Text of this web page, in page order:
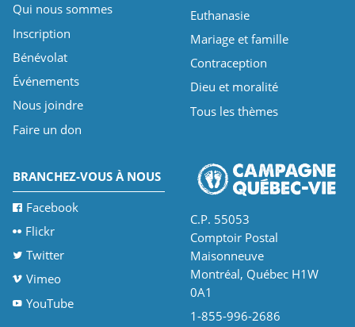
Qui nous sommes
Inscription
Bénévolat
Événements
Nous joindre
Faire un don
Euthanasie
Mariage et famille
Contraception
Dieu et moralité
Tous les thèmes
BRANCHEZ-VOUS À NOUS
Facebook
Flickr
Twitter
Vimeo
YouTube
C.P. 55053
Comptoir Postal
Maisonneuve
Montréal, Québec H1W
0A1
1-855-996-2686